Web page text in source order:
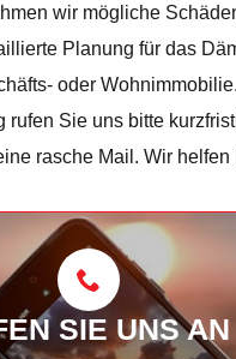
wir mögliche
Planung für das
oder
rufen Sie uns bitte
rasche Mail. Wir helfen
SIE UNS AN